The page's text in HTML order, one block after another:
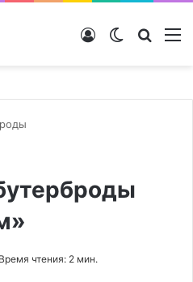
Switch skin
Войти
Время чтения: 2 мин.